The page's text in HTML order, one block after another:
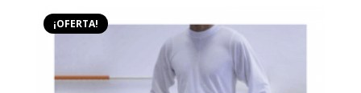
57,00€.
¡OFERTA!